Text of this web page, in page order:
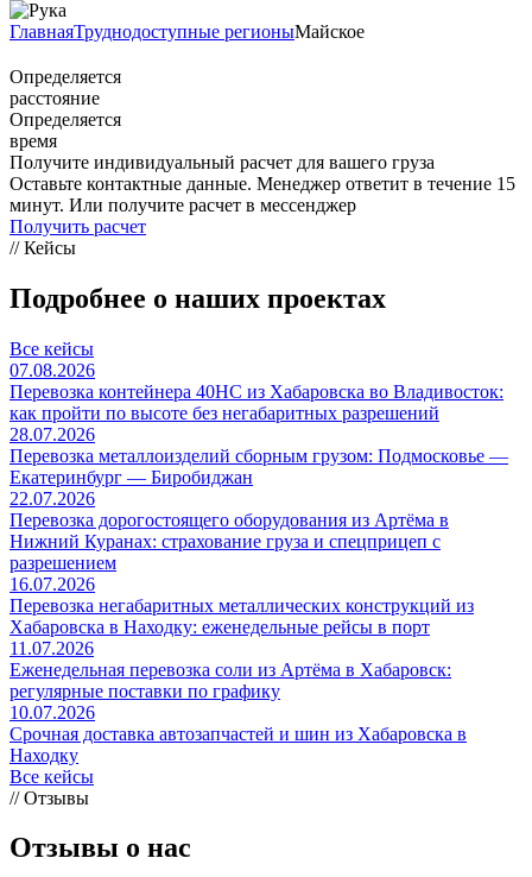
ГлавнаяТруднодоступные регионыМайское
Определяется
расстояние
Определяется
время
Получите индивидуальный расчет для вашего груза
Оставьте контактные данные. Менеджер ответит в течение 15
минут. Или получите расчет в мессенджер
Получить расчет
// Кейсы
Подробнее о наших проектах
Все кейсы
07.08.2026
Перевозка контейнера 40HC из Хабаровска во Владивосток:
как пройти по высоте без негабаритных разрешений
28.07.2026
Перевозка металлоизделий сборным грузом: Подмосковье —
Екатеринбург — Биробиджан
22.07.2026
Перевозка дорогостоящего оборудования из Артёма в
Нижний Куранах: страхование груза и спецприцеп с
разрешением
16.07.2026
Перевозка негабаритных металлических конструкций из
Хабаровска в Находку: еженедельные рейсы в порт
11.07.2026
Еженедельная перевозка соли из Артёма в Хабаровск:
регулярные поставки по графику
10.07.2026
Срочная доставка автозапчастей и шин из Хабаровска в
Находку
Все кейсы
// Отзывы
Отзывы о нас